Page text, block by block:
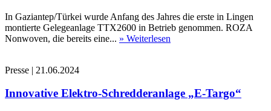
In Gaziantep/Türkei wurde Anfang des Jahres die erste in Lingen
montierte Gelegeanlage TTX2600 in Betrieb genommen. ROZA
Nonwoven, die bereits eine... » Weiterlesen
Presse | 21.06.2024
Innovative Elektro-Schredderanlage „E-Targo“